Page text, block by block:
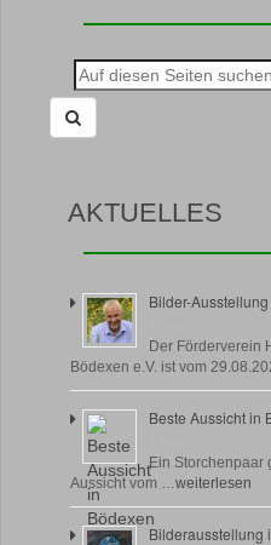
Suche
nach:
AKTUELLES
Bilder-
Der Förderverein
Bödexen e.V. ist vom
Beste Aussicht in
Ein Storchenpaar
Aussicht vom …weiterlesen
Bilderausstellung